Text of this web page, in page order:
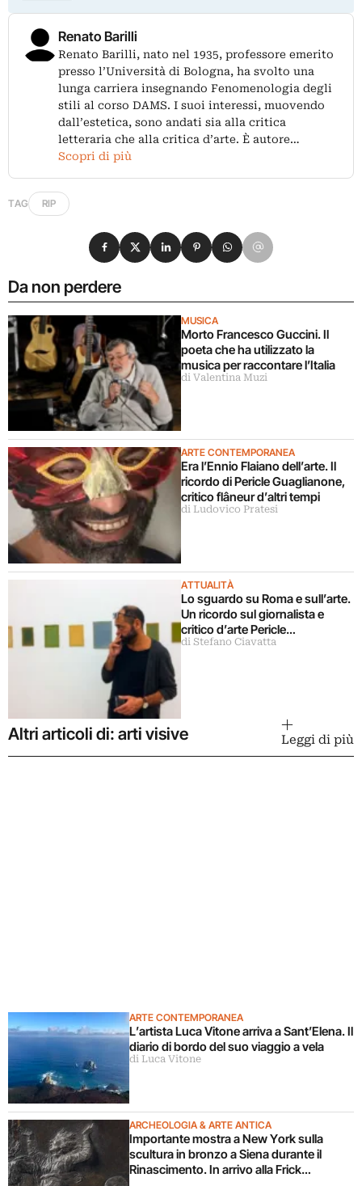
Renato Barilli
Renato Barilli, nato nel 1935, professore emerito
presso l’Università di Bologna, ha svolto una
lunga carriera insegnando Fenomenologia degli
stili al corso DAMS. I suoi interessi, muovendo
dall’estetica, sono andati sia alla critica
letteraria che alla critica d’arte. È autore…
Scopri di più
TAG RIP
Da non perdere
MUSICA
Morto Francesco Guccini. Il
poeta che ha utilizzato la
musica per raccontare l’Italia
di Valentina Muzi
ARTE CONTEMPORANEA
Era l’Ennio Flaiano dell’arte. Il
ricordo di Pericle Guaglianone,
critico flâneur d’altri tempi
di Ludovico Pratesi
ATTUALITÀ
Lo sguardo su Roma e sull’arte.
Un ricordo sul giornalista e
critico d’arte Pericle
Guaglianone
di Stefano Ciavatta
Condividi su Facebook
Condividi su X
Condividi su LinkedIn
Condividi su Pinterest
Condividi su WhatsApp
Condividi su Email
Altri articoli di: arti visive Leggi di più
ARTE CONTEMPORANEA
L’artista Luca Vitone arriva a Sant’Elena. Il
diario di bordo del suo viaggio a vela
di Luca Vitone
ARCHEOLOGIA & ARTE ANTICA
Importante mostra a New York sulla
scultura in bronzo a Siena durante il
Rinascimento. In arrivo alla Frick